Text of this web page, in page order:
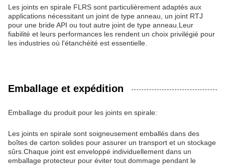
Les joints en spirale FLRS sont particulièrement adaptés aux
applications nécessitant un joint de type anneau, un joint RTJ
pour une bride API ou tout autre joint de type anneau.Leur
fiabilité et leurs performances les rendent un choix privilégié pour
les industries où l'étanchéité est essentielle.
Emballage et expédition
Emballage du produit pour les joints en spirale:
Les joints en spirale sont soigneusement emballés dans des
boîtes de carton solides pour assurer un transport et un stockage
sûrs.Chaque joint est enveloppé individuellement dans un
emballage protecteur pour éviter tout dommage pendant le